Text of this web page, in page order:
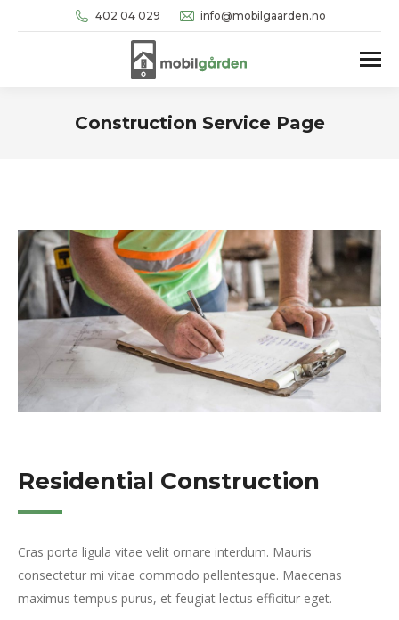
402 04 029 info@mobilgaarden.no
Construction Service Page
Residential Construction
Cras porta ligula vitae velit ornare interdum. Mauris
consectetur mi vitae commodo pellentesque. Maecenas
maximus tempus purus, et feugiat lectus efficitur eget.